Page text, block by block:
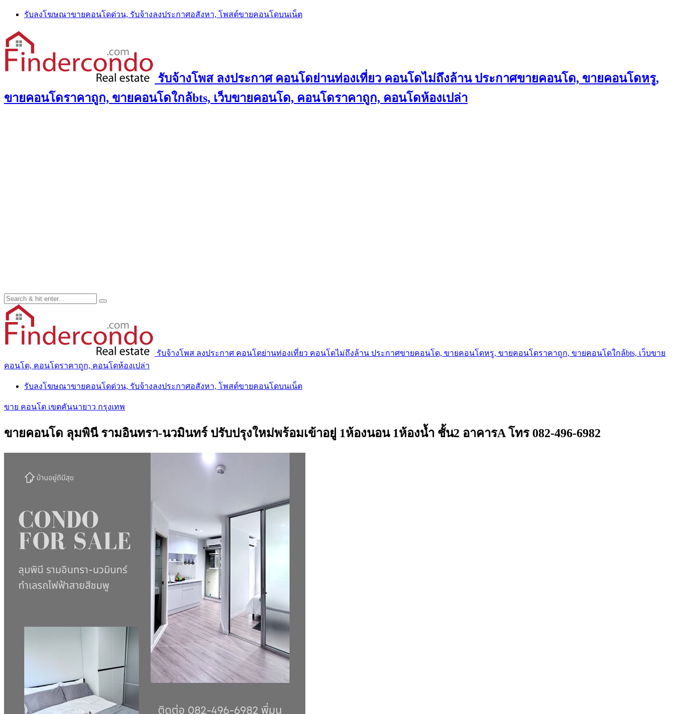
Skip
content
รับลงโฆษณาขายคอนโดด่วน, รับจ้างลงประกาศอสังหา, โพสต์ขายคอนโดบนเน็ต
รับจ้างโพส ลงประกาศ คอนโดย่านท่องเที่ยว คอนโดไม่ถึงล้าน ประกาศขายคอนโด, ขายคอนโดหรู,
ขายคอนโดราคาถูก, ขายคอนโดใกล้bts, เว็บขายคอนโด, คอนโดราคาถูก, คอนโดห้องเปล่า
รับจ้างโพส ลงประกาศ คอนโดย่านท่องเที่ยว คอนโดไม่ถึงล้าน ประกาศขายคอนโด, ขายคอนโดหรู, ขายคอนโดราคาถูก, ขายคอนโดใกล้bts, เว็บขาย
คอนโด, คอนโดราคาถูก, คอนโดห้องเปล่า
รับลงโฆษณาขายคอนโดด่วน, รับจ้างลงประกาศอสังหา, โพสต์ขายคอนโดบนเน็ต
ขาย คอนโด เขตคันนายาว กรุงเทพ
ขายคอนโด ลุมพินี รามอินทรา-นวมินทร์ ปรับปรุงใหม่พร้อมเข้าอยู่ 1ห้องนอน 1ห้องน้ำ ชั้น2 อาคารA โทร 082-496-6982